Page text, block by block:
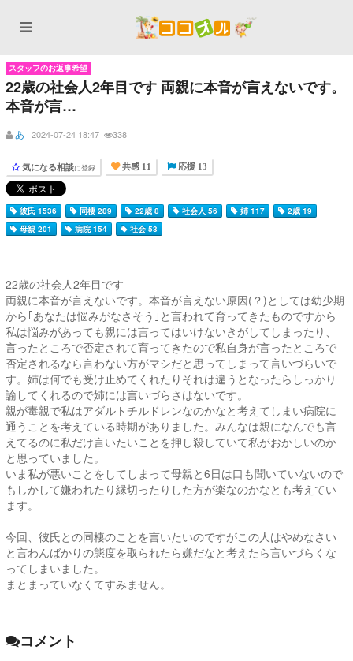
スタッフのお返事希望
22歳の社会人2年目です 両親に本音が言えないです。
本音が言…
あ 2024-07-24 18:47 338
気になる相談に登録 共感 11 応援 13
彼氏 1536 同棲 289 22歳 8 社会人 56 姉 117
2歳 19
母親 201
病院 154 社会 53
22歳の社会人2年目です
両親に本音が言えないです。本音が言えない原因(？)としては幼少期
から｢あなたは悩みがなさそう｣と言われて育ってきたものですから
私は悩みがあっても親には言ってはいけないきがしてしまったり、
言ったところで否定されて育ってきたので私自身が言ったところで
否定されるなら言わない方がマシだと思ってしまって言いづらいで
す。姉は何でも受け止めてくれたりそれは違うとなったらしっかり
諭してくれるので姉には言いづらさはないです。
親が毒親で私はアダルトチルドレンなのかなと考えてしまい病院に
通うことを考えている時期がありました。みんなは親になんでも言
えてるのに私だけ言いたいことを押し殺していて私がおかしいのか
と思っていました。
いま私が悪いことをしてしまって母親と6日は口も聞いていないので
もしかして嫌われたり縁切ったりした方が楽なのかなとも考えてい
ます。
今回、彼氏との同棲のことを言いたいのですがこの人はやめなさい
と言わんばかりの態度を取られたら嫌だなと考えたら言いづらくな
ってしまいました。
まとまっていなくてすみません。
コメント